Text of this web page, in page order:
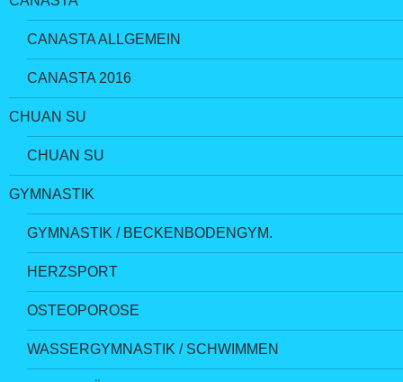
CANASTA ALLGEMEIN
CANASTA 2016
CHUAN SU
CHUAN SU
GYMNASTIK
GYMNASTIK / BECKENBODENGYM.
HERZSPORT
OSTEOPOROSE
WASSERGYMNASTIK / SCHWIMMEN